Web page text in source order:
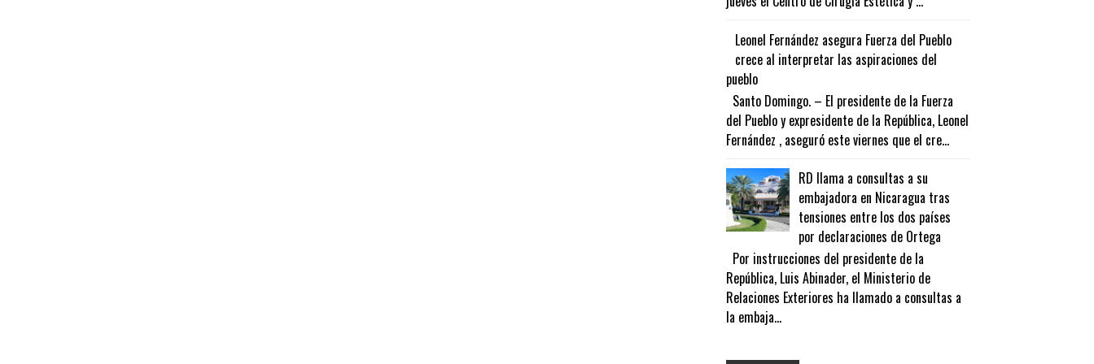
Leonel Fernández asegura Fuerza del Pueblo
crece al interpretar las aspiraciones del
pueblo
Santo Domingo. – El presidente de la Fuerza
del Pueblo y expresidente de la República, Leonel
Fernández , aseguró este viernes que el cre...
RD llama a consultas a su
embajadora en Nicaragua tras
tensiones entre los dos países
por declaraciones de Ortega
Por instrucciones del presidente de la
República, Luis Abinader, el Ministerio de
Relaciones Exteriores ha llamado a consultas a
la embaja...